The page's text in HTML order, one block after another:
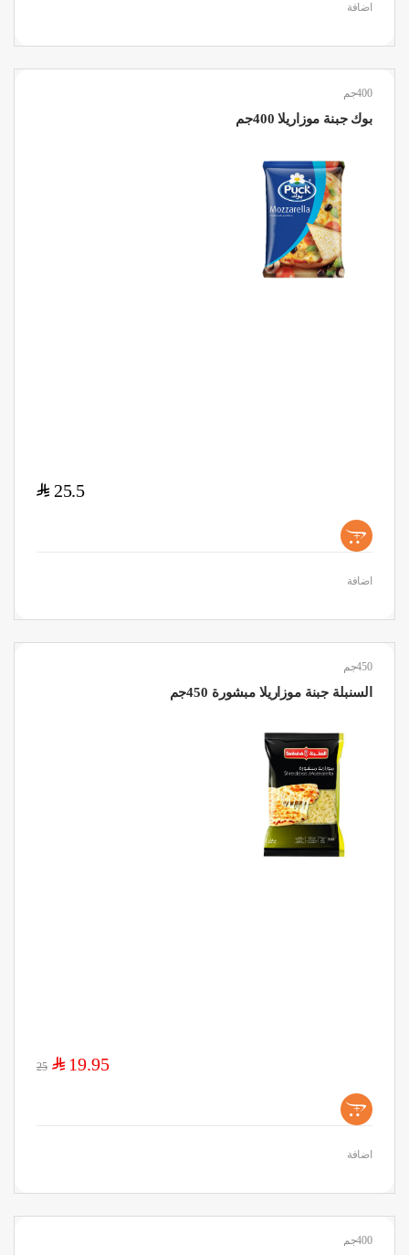
اضافة
400جم
بوك جبنة موزاريلا 400جم
25.5
$
+
اضافة
450جم
السنبلة جبنة موزاريلا مبشورة 450جم
19.95
$
25
+
اضافة
400جم